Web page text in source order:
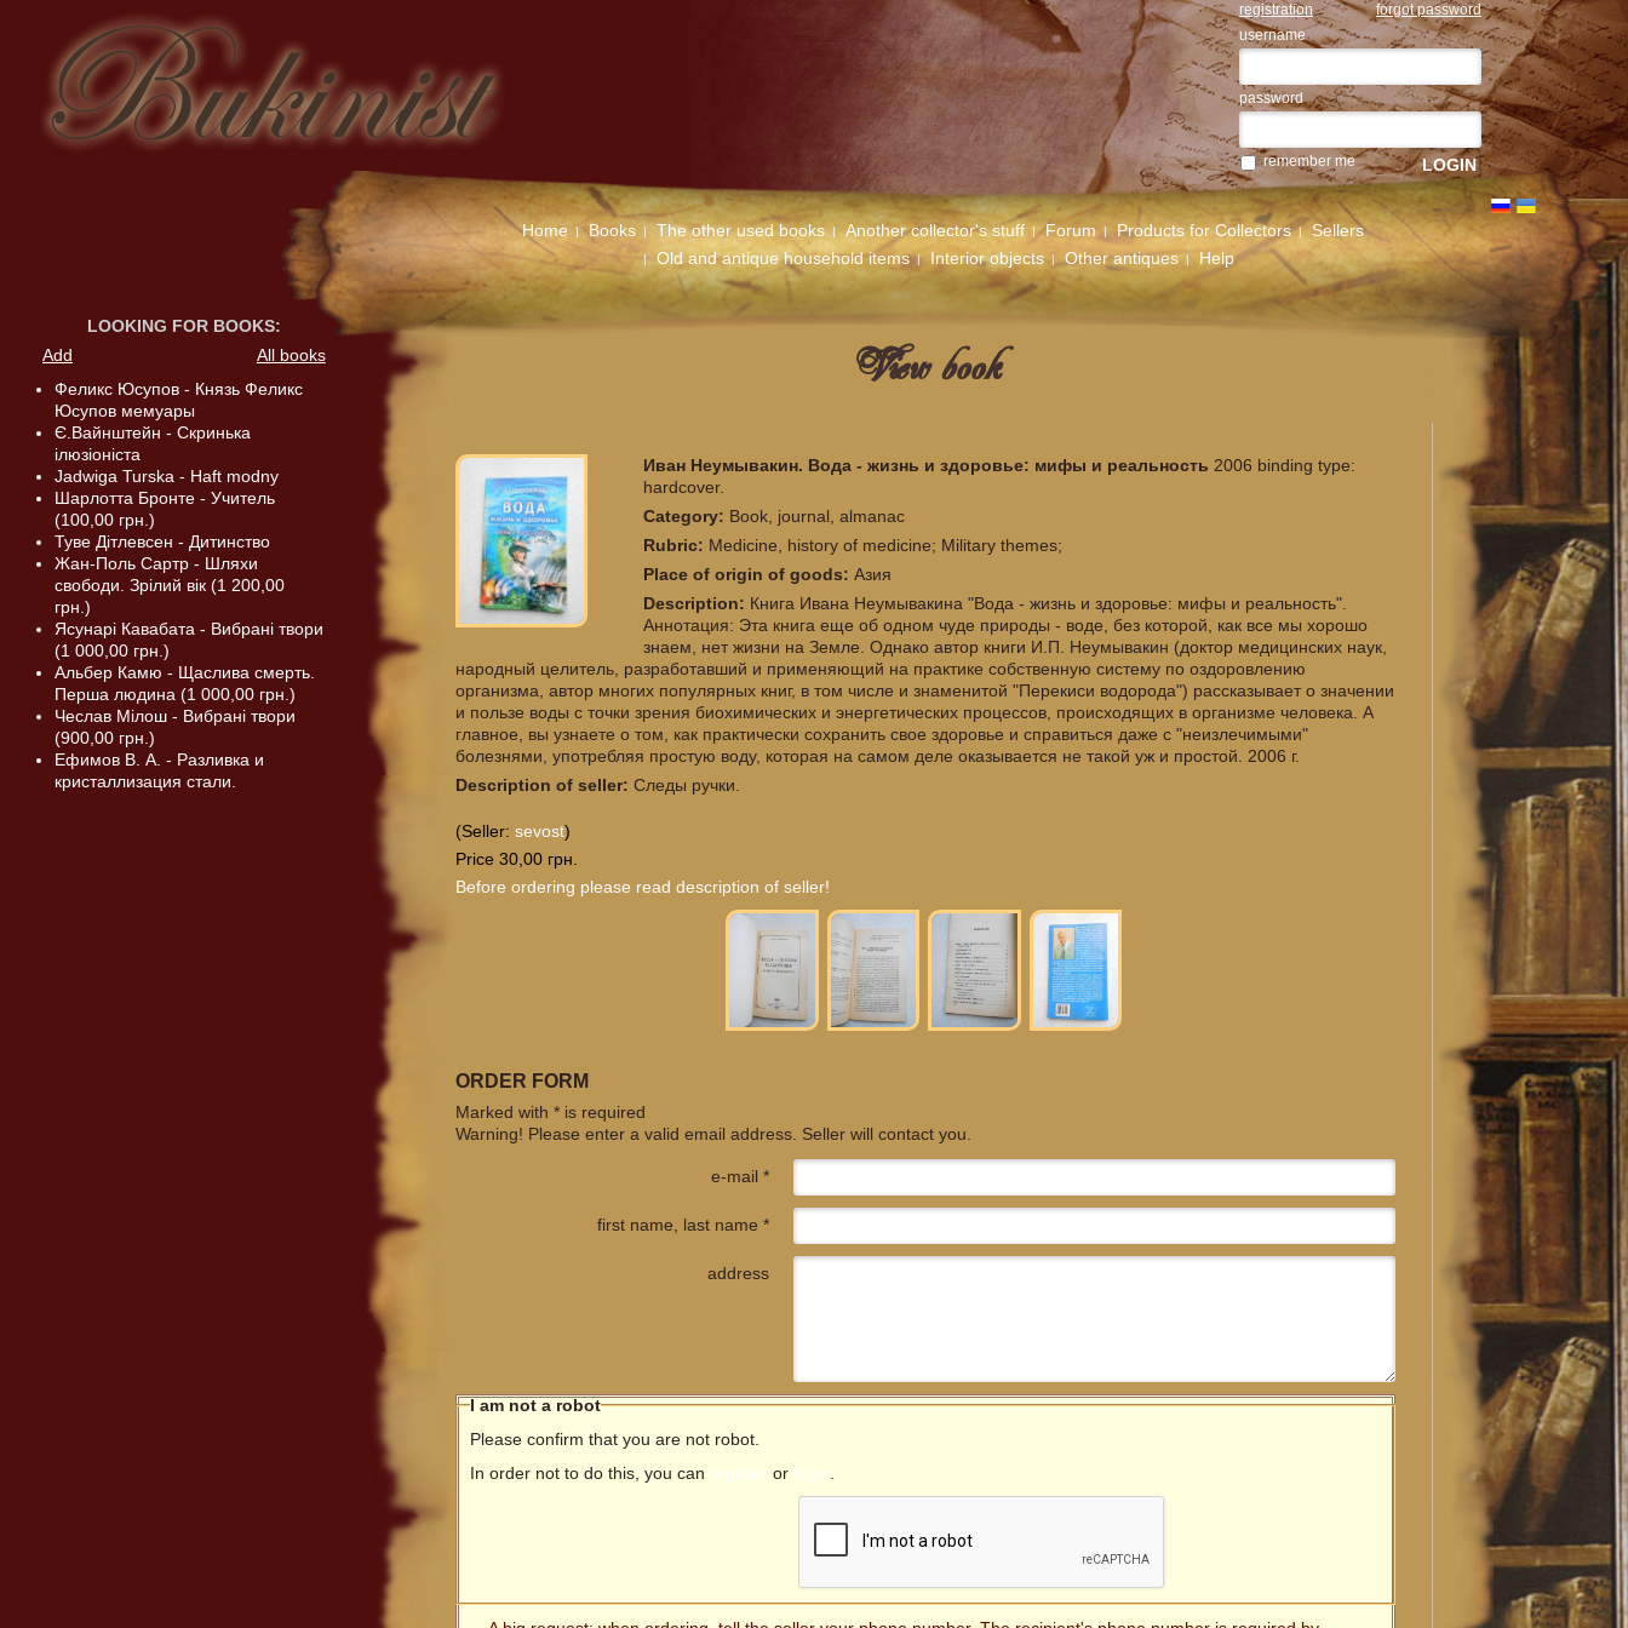
registration
forgot password
username
password
remember me
Home Books The other used books Another collector's stuff Forum Products for Collectors
Sellers
Old and antique household items
Interior objects Other antiques Help
View book
Иван Неумывакин. Вода - жизнь и здоровье: мифы и реальность 2006 binding type:
hardcover.
Category: Book, journal, almanac
Rubric: Medicine, history of medicine; Military themes;
Place of origin of goods:Азия
Description: Книга Ивана Неумывакина "Вода - жизнь и здоровье: мифы и реальность".
Аннотация: Эта книга еще об одном чуде природы - воде, без которой, как все мы хорошо
знаем, нет жизни на Земле. Однако автор книги И.П. Неумывакин (доктор медицинских наук,
народный целитель, разработавший и применяющий на практике собственную систему по оздоровлению
организма, автор многих популярных книг, в том числе и знаменитой "Перекиси водорода") рассказывает о значении
и пользе воды с точки зрения биохимических и энергетических процессов, происходящих в организме человека. А
главное, вы узнаете о том, как практически сохранить свое здоровье и справиться даже с "неизлечимыми"
болезнями, употребляя простую воду, которая на самом деле оказывается не такой уж и простой. 2006 г.
Description of seller:Следы ручки.
(Seller:sevost)
Price 30,00 грн.
Before ordering please read description of seller!
ORDER FORM
Marked with * is required
Warning! Please enter a valid email address. Seller will contact you.
e-mail *
first name, last name *
address
I am not a robot
Please confirm that you are not robot.
In order not to do this, you can register or login
LOOKING FOR BOOKS:
Add
All books
Феликс Юсупов - Князь Феликс
Юсупов мемуары
Є.Вайнштейн - Скринька
ілюзіоніста
Jadwiga Turska - Haft modny
Шарлотта Бронте - Учитель
(100,00 грн.)
Туве Дітлевсен - Дитинство
Жан-Поль Сартр - Шляхи
свободи. Зрілий вік (1 200,00
грн.)
Ясунарі Кавабата - Вибрані твори
(1 000,00 грн.)
Альбер Камю - Щаслива смерть.
Перша людина (1 000,00 грн.)
Чеслав Мілош - Вибрані твори
(900,00 грн.)
Ефимов В. А. - Разливка и
кристаллизация стали.